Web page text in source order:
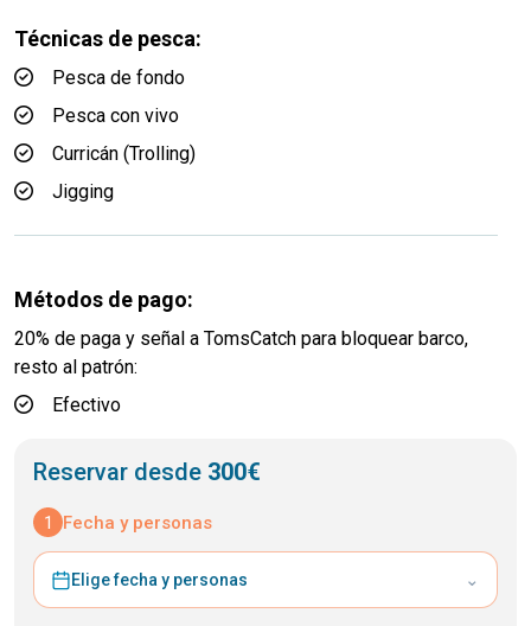
Técnicas de pesca:
Pesca de fondo
Pesca con vivo
Curricán (Trolling)
Jigging
Métodos de pago:
20% de paga y señal a TomsCatch para bloquear barco,
resto al patrón:
Efectivo
Reservar desde 300€
1 Fecha y personas
Elige fecha y personas ⌄